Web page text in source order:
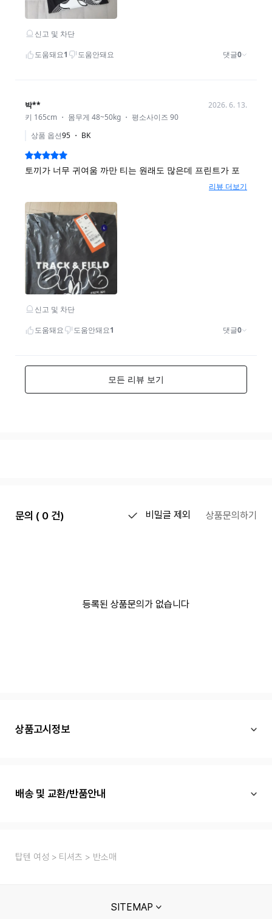
문의 ( 0 건) 비밀글 제외 상품문의하기
등록된 상품문의가 없습니다
상품고시정보
배송 및 교환/반품안내
탑텐 여성 티셔츠 반소매
SITEMAP